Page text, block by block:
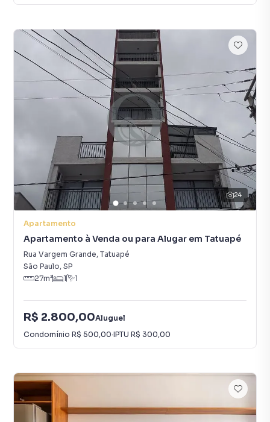
24
Apartamento
Apartamento à Venda ou para Alugar em Tatuapé
Rua Vargem Grande, Tatuapé
São Paulo, SP
27m² 1 1
R$ 2.800,00Aluguel
Condomínio R$ 500,00·IPTU R$ 300,00